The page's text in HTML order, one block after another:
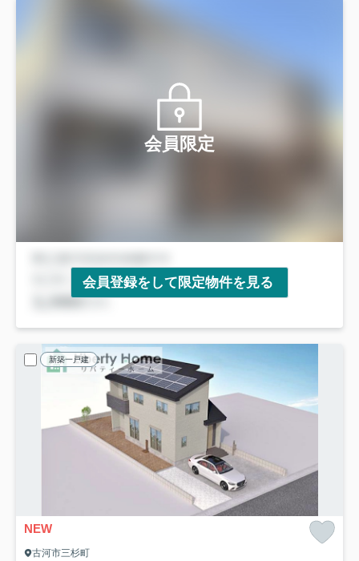
会員限定
会員登録をして限定物件を見る
新築一戸建
NEW
古河市三杉町